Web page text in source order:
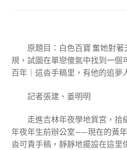
原題目：白色百寶 奮她對著
規，試圖在單戀傻氣中找到一個
百年｜這沓手稿里，有他的追夢
記者張建、姜明明
走進吉林年夜學地質宮，拾
年夜年生前辦公室——現在的黃
沓可貴手稿，靜靜地擺設在這里